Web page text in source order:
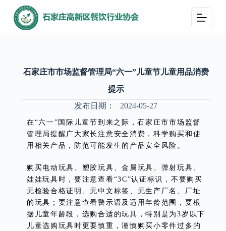
跳
过
石家庄市市场监督管理局“六一”儿童节儿童用品消费
提示
发布日期：
2024-05-27
在“六一”国际儿童节到来之际，石家庄市市场监督
管理局提醒广大家长注意安全消费，科学购买和使
用相关产品，防范可能发生的产品安全风险。
购买电动玩具、塑胶玩具、金属玩具、弹射玩具、
娃娃玩具时，要注意查看“3C”认证标识，不要购买
无检验合格证明、无中文标签、无生产厂名、厂址
的玩具；要注意查看警示语及适用年龄范围，要根
据儿童年龄段，选购合适的玩具，特别是为3岁以下
儿童选购玩具时更要慎重，谨慎购买小零件过多的